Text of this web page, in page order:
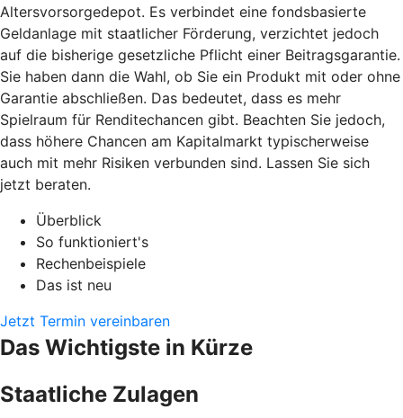
Altersvorsorgedepot. Es verbindet eine fondsbasierte
Geldanlage mit staatlicher Förderung, verzichtet jedoch
auf die bisherige gesetzliche Pflicht einer Beitragsgarantie.
Sie haben dann die Wahl, ob Sie ein Produkt mit oder ohne
Garantie abschließen. Das bedeutet, dass es mehr
Spielraum für Renditechancen gibt. Beachten Sie jedoch,
dass höhere Chancen am Kapitalmarkt typischerweise
auch mit mehr Risiken verbunden sind. Lassen Sie sich
jetzt beraten.
Überblick
So funktioniert's
Rechenbeispiele
Das ist neu
Jetzt Termin vereinbaren
Das Wichtigste in Kürze
Staatliche Zulagen